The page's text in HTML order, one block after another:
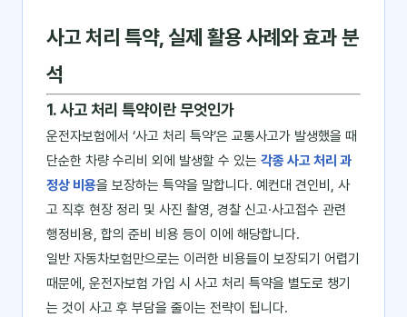
사고 처리 특약, 실제 활용 사례와 효과 분
석
1. 사고 처리 특약이란 무엇인가
운전자보험에서 ‘사고 처리 특약’은 교통사고가 발생했을 때
단순한 차량 수리비 외에 발생할 수 있는 각종 사고 처리 과
정상 비용을 보장하는 특약을 말합니다. 예컨대 견인비, 사
고 직후 현장 정리 및 사진 촬영, 경찰 신고·사고접수 관련
행정비용, 합의 준비 비용 등이 이에 해당합니다.
일반 자동차보험만으로는 이러한 비용들이 보장되기 어렵기
때문에, 운전자보험 가입 시 사고 처리 특약을 별도로 챙기
는 것이 사고 후 부담을 줄이는 전략이 됩니다.